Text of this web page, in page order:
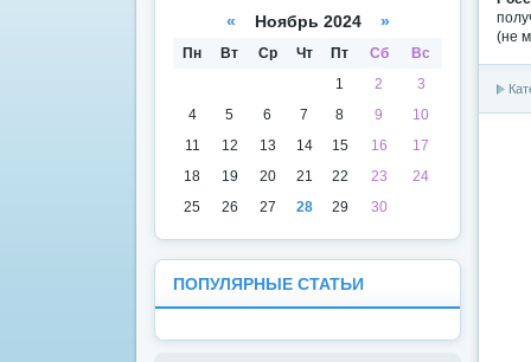
(не
« Ноябрь 2024 »
Пн Вт Ср Чт Пт Сб
Вс
1
2
3
4
5 6 7 8 9
10
11
12 13 14 15 16
17
18
19 20 21 22 23
24
25
26 27 28 29 30
ПОПУЛЯРНЫЕ СТАТЬИ